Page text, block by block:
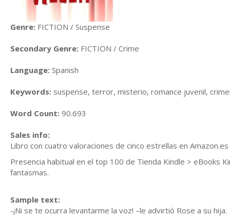
Genre: FICTION / Suspense
Secondary Genre: FICTION / Crime
Language: Spanish
Keywords: suspense, terror, misterio, romance juvenil,
Word Count: 90.693
Sales info:
Libro con cuatro valoraciones de cinco estrellas en
Presencia habitual en el top 100 de Tienda Kindle > eBooks
fantasmas.
Sample text:
-¡Ni se te ocurra levantarme la voz! –le advirtió Rose a su hija.